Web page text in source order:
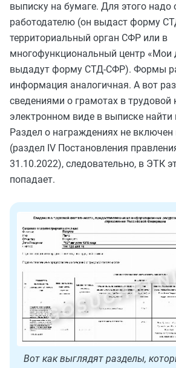
выписку на бумаге. Для этого надо
работодателю (он выдаст форму
территориальный орган СФР или в
многофункциональный центр «Мои
выдадут форму СТД-СФР). Формы
информация аналогичная. А вот
сведениями о грамотах в трудовой
электронном виде в выписке найти
Раздел о награждениях не включен
(раздел IV Постановления
31.10.2022), следовательно, в ЭТК
попадает.
Вот как выглядят разделы,